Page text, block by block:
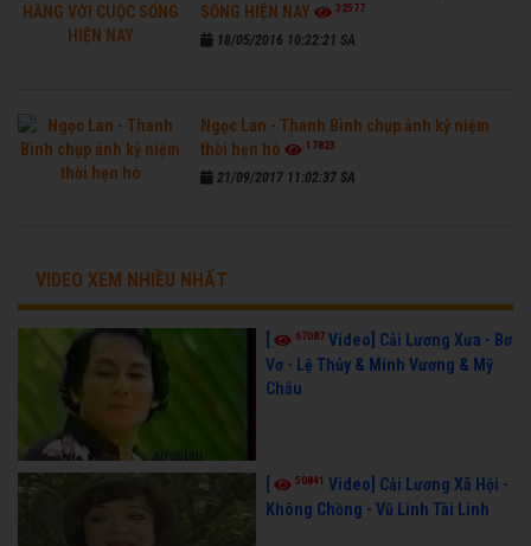
SỐNG HIỆN NAY
32577
18/05/2016 10:22:21 SA
Ngọc Lan - Thanh Bình chụp ảnh kỷ niệm
thời hẹn hò
17823
21/09/2017 11:02:37 SA
VIDEO XEM NHIỀU NHẤT
[ 67087 Video] Cải Lương Xưa - Bơ
Vơ - Lệ Thủy & Minh Vương & Mỹ
Châu
50841 Video] Cải Lương Xã Hội -
Không Chồng - Vũ Linh Tài Linh